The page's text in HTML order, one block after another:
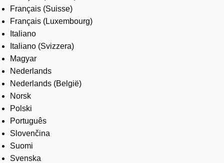
Français (Suisse)
Français (Luxembourg)
Italiano
Italiano (Svizzera)
Magyar
Nederlands
Nederlands (België)
Norsk
Polski
Português
Slovenčina
Suomi
Svenska